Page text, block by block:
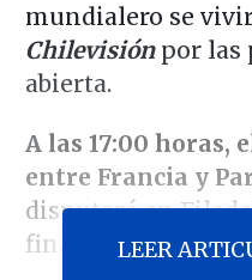
mundialero se
Chilevisiónpor las
abierta.
A las 17:00
entre Francia y
disputará en
final de la Copa
LEER